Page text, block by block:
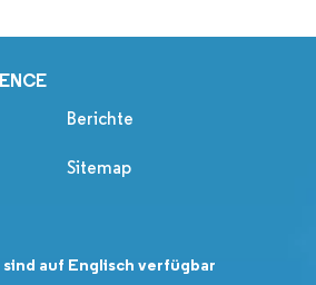
Berichte
Sitemap
auf Englisch verfügbar